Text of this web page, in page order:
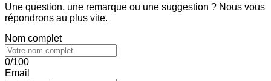
Une question, une remarque ou une suggestion ? Nous vous
répondrons au plus vite.
Nom complet
0/100
Email